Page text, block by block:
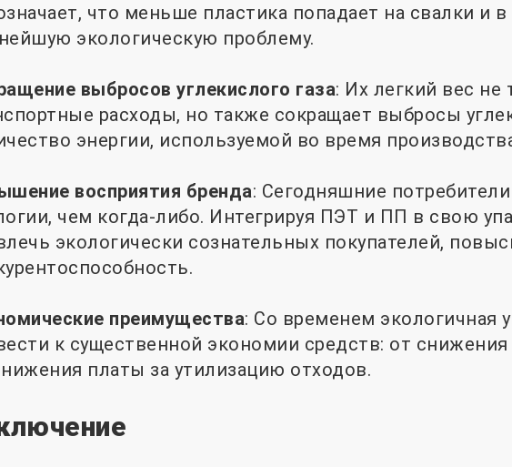
что меньше пластика попадает на свалки и
экологическую проблему.
выбросов углекислого газа: Их легкий вес не
расходы, но также сокращает выбросы
энергии, используемой во время
восприятия бренда: Сегодняшние
чем когда-либо. Интегрируя ПЭТ и ПП в свою
экологически сознательных покупателей,
преимущества: Со временем экологичная
к существенной экономии средств: от снижения
платы за утилизацию отходов.